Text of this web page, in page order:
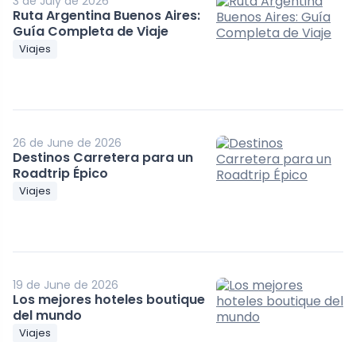
Ruta Argentina Buenos Aires:
Guía Completa de Viaje
Viajes
26 de June de 2026
Destinos Carretera para un
Roadtrip Épico
Viajes
19 de June de 2026
Los mejores hoteles boutique
del mundo
Viajes